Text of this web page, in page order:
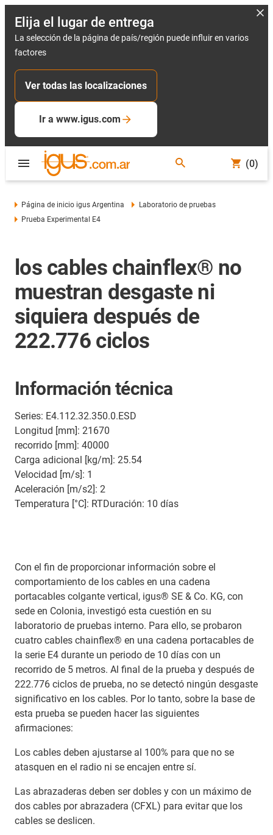
Elija el lugar de entrega
La selección de la página de país/región puede influir en varios
factores
Ver todas las localizaciones
Ir a www.igus.com
(0)
Página de inicio igus Argentina
Laboratorio de pruebas
Prueba Experimental E4
los cables chainflex® no
muestran desgaste ni
siquiera después de
222.776 ciclos
Información técnica
Series: E4.112.32.350.0.ESD
Longitud [mm]: 21670
recorrido [mm]: 40000
Carga adicional [kg/m]: 25.54
Velocidad [m/s]: 1
Aceleración [m/s2]: 2
Temperatura [°C]: RTDuración: 10 días
Con el fin de proporcionar información sobre el
comportamiento de los cables en una cadena
portacables colgante vertical, igus® SE & Co. KG, con
sede en Colonia, investigó esta cuestión en su
laboratorio de pruebas interno. Para ello, se probaron
cuatro cables chainflex® en una cadena portacables de
la serie E4 durante un periodo de 10 días con un
recorrido de 5 metros. Al final de la prueba y después de
222.776 ciclos de prueba, no se detectó ningún desgaste
significativo en los cables. Por lo tanto, sobre la base de
esta prueba se pueden hacer las siguientes
afirmaciones:
Los cables deben ajustarse al 100% para que no se
atasquen en el radio ni se encajen entre sí.
Las abrazaderas deben ser dobles y con un máximo de
dos cables por abrazadera (CFXL) para evitar que los
cables se deslicen.